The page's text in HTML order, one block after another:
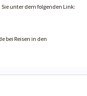
unter dem folgenden Link:
bei Reisen in den